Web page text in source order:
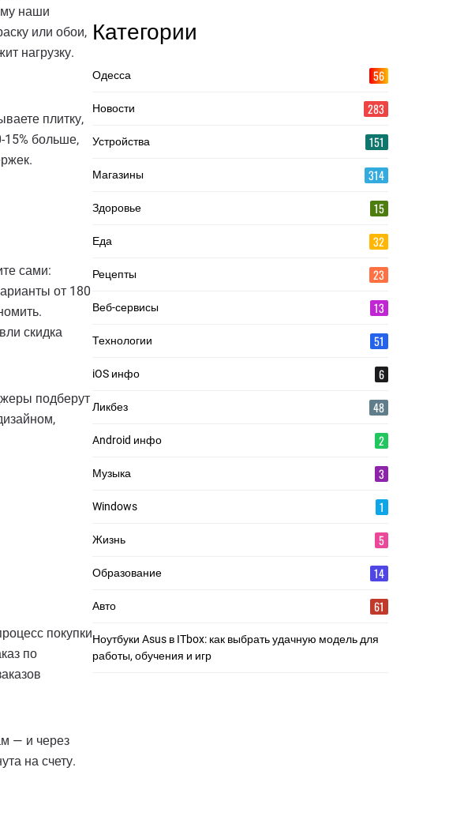
наши
или обои,
нагрузку.
плитку,
15% больше,
сами:
от 180
скидка
подберут
покупки
по
— и через
на счету.
Категории
Одесса 56
Новости 283
Устройства 151
Магазины 314
Здоровье 15
Еда 32
Рецепты 23
Веб-сервисы 13
Технологии 51
iOS инфо 6
Ликбез 48
Android инфо 2
Музыка 3
Windows 1
Жизнь 5
Образование 14
Авто 61
Ноутбуки Asus в ITbox: как выбрать удачную модель для
работы, обучения и игр